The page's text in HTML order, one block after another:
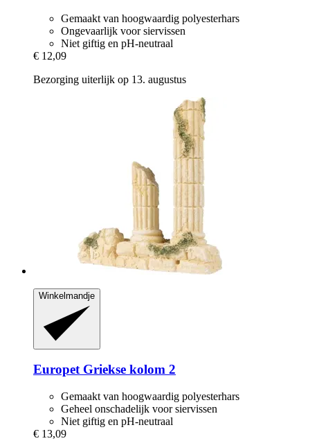
Gemaakt van hoogwaardig polyesterhars
Ongevaarlijk voor siervissen
Niet giftig en pH-neutraal
€ 12,09
Bezorging uiterlijk op 13. augustus
Winkelmandje
EuropetGriekse kolom 2
Gemaakt van hoogwaardig polyesterhars
Geheel onschadelijk voor siervissen
Niet giftig en pH-neutraal
€ 13,09